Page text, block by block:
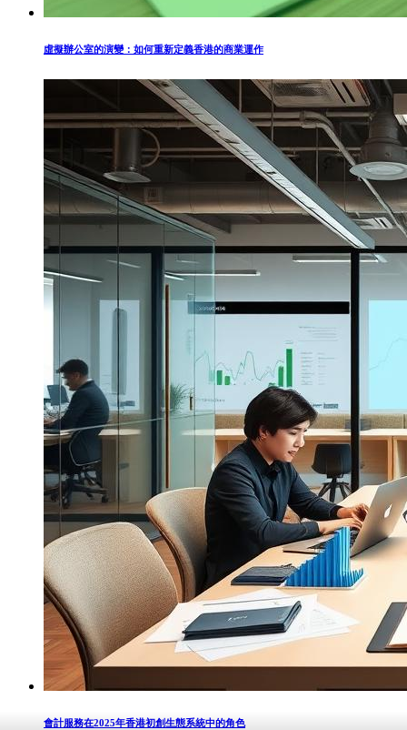
虛擬辦公室的演變：如何重新定義香港的商業運作
會計服務在2025年香港初創生態系統中的角色